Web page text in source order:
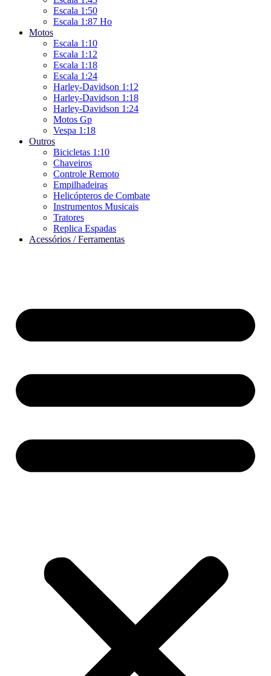
Escala 1:50
Escala 1:87 Ho
Motos
Escala 1:10
Escala 1:12
Escala 1:18
Escala 1:24
Harley-Davidson 1:12
Harley-Davidson 1:18
Harley-Davidson 1:24
Motos Gp
Vespa 1:18
Outros
Bicicletas 1:10
Chaveiros
Controle Remoto
Empilhadeiras
Helicópteros de Combate
Instrumentos Musicais
Tratores
Replica Espadas
Acessórios / Ferramentas